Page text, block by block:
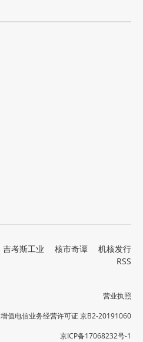
吉考斯工业 核市奇谭
机核发行
RSS
营业执照
增值电信业务经营许可证 京B2-20191060
京ICP备17068232号-1